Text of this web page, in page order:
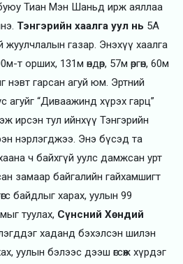
Тиан Мэн Шаньд ирж аяллаа
Тэнгэрийн хаалга уул нь 5А
жуулчлалын газар. Энэхүү хаалга
т орших, 131м өндөр, 57м өргөн, 60м
нэвт гарсан агуй юм. Эртний
агуйг “Диваажинд хүрэх гарц”
ирсэн тул ийнхүү Тэнгэрийн
нэрлэгджээ. Энэ бүсэд та
хаана ч байхгүй уулс дамжсан урт
замаар байгалийн гайхамшигт
байдлыг харах, уулын 99
туулах, Сүнсний Хөндий
хаданд бэхэлсэн шилэн
уулын бэлээс дээш өгсөж хүрдэг